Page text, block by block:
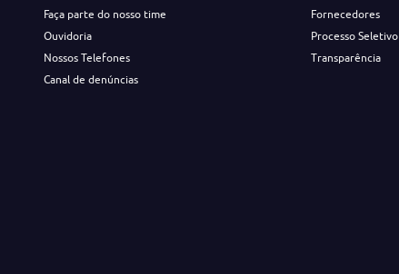
Faça parte do nosso time
Ouvidoria
Nossos Telefones
Canal de denúncias
Fornecedores
Processo Seletivo
Transparência